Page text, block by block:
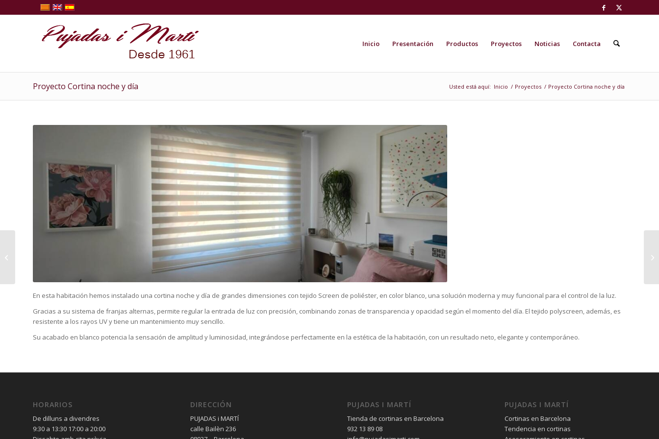
Inicio Presentación Productos Proyectos Noticias Contacta
Proyecto Cortina noche y día Usted está aquí: Inicio / Proyectos / Proyecto Cortina noche y día
En esta habitación hemos instalado una cortina noche y día de grandes dimensiones con tejido Screen de poliéster, en color blanco, una solución moderna y muy funcional para el control de la luz.
Gracias a su sistema de franjas alternas, permite regular la entrada de luz con precisión, combinando zonas de transparencia y opacidad según el momento del día. El tejido polyscreen, además, es
resistente a los rayos UV y tiene un mantenimiento muy sencillo.
Su acabado en blanco potencia la sensación de amplitud y luminosidad, integrándose perfectamente en la estética de la habitación, con un resultado neto, elegante y contemporáneo.
HORARIOS
De dilluns a divendres
9:30 a 13:30 17:00 a 20:00
DIRECCIÓN
PUJADAS i MARTÍ
calle Bailèn 236
PUJADAS I MARTÍ
Tienda de cortinas en Barcelona
932 13 89 08
PUJADAS I MARTÍ
Cortinas en Barcelona
Tendencia en cortinas